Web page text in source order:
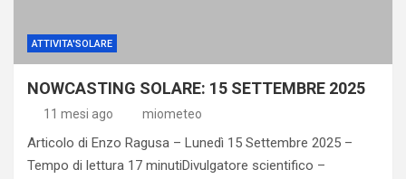
ATTIVITA'SOLARE
NOWCASTING SOLARE: 15 SETTEMBRE 2025
11 mesi ago miometeo
Articolo di Enzo Ragusa – Lunedì 15 Settembre 2025 –
Tempo di lettura 17 minutiDivulgatore scientifico –